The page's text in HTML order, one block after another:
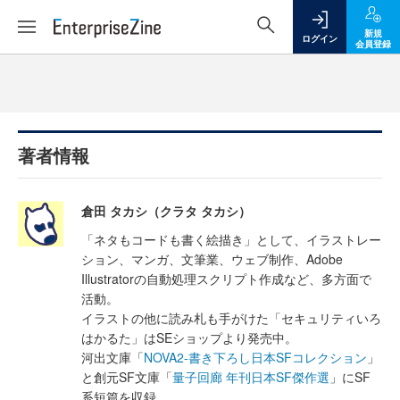
ログイン
新規
会員登録
著者情報
倉田 タカシ（クラタ タカシ）
「ネタもコードも書く絵描き」として、イラストレー
ション、マンガ、文筆業、ウェブ制作、Adobe
Illustratorの自動処理スクリプト作成など、多方面で
活動。
イラストの他に読み札も手がけた「セキュリティいろ
はかるた」はSEショップより発売中。
河出文庫「NOVA2-書き下ろし日本SFコレクション 」
と創元SF文庫「量子回廊 年刊日本SF傑作選 」にSF
系短篇を収録。